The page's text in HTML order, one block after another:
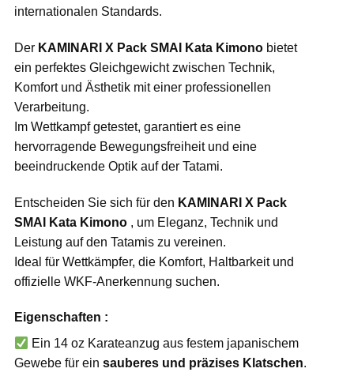
internationalen Standards.
Der KAMINARI X Pack SMAI Kata Kimonobietet
ein perfektes Gleichgewicht zwischen Technik,
Komfort und Ästhetik mit einer professionellen
Verarbeitung.
Im Wettkampf getestet, garantiert es eine
hervorragende Bewegungsfreiheit und eine
beeindruckende Optik auf der Tatami.
Entscheiden Sie sich für den KAMINARI X Pack
SMAI Kata Kimono, um Eleganz, Technik und
Leistung auf den Tatamis zu vereinen.
Ideal für Wettkämpfer, die Komfort, Haltbarkeit und
offizielle WKF-Anerkennung suchen.
Eigenschaften :
Ein 14 oz Karateanzug aus festem japanischem
Gewebe für ein sauberes und präzises Klatschen.